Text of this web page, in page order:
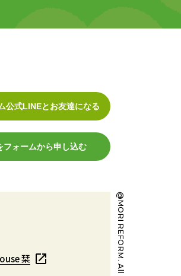
公式LINEとお友達になる
フォームから申し込む
栞
栞